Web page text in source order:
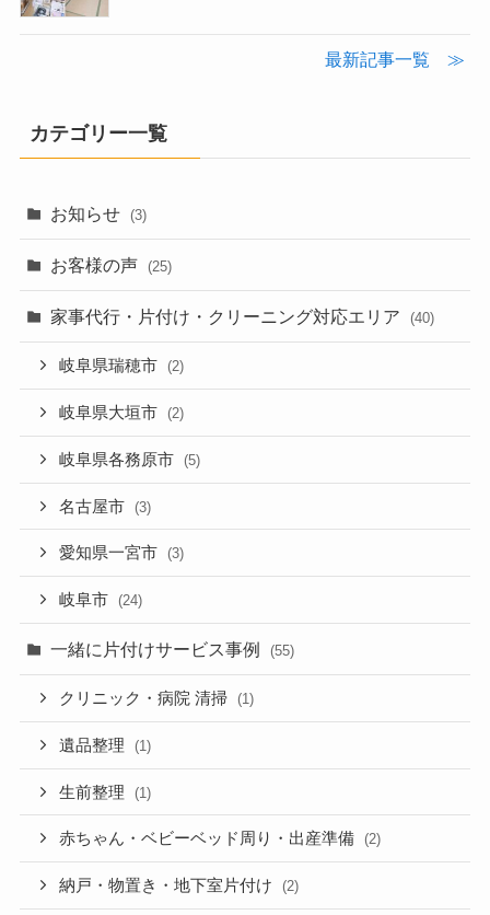
最新記事一覧 ≫
カテゴリー一覧
お知らせ (3)
お客様の声 (25)
家事代行・片付け・クリーニング対応エリア (40)
岐阜県瑞穂市 (2)
岐阜県大垣市 (2)
岐阜県各務原市 (5)
名古屋市 (3)
愛知県一宮市 (3)
岐阜市 (24)
一緒に片付けサービス事例 (55)
クリニック・病院 清掃 (1)
遺品整理 (1)
生前整理 (1)
赤ちゃん・ベビーベッド周り・出産準備 (2)
納戸・物置き・地下室片付け (2)